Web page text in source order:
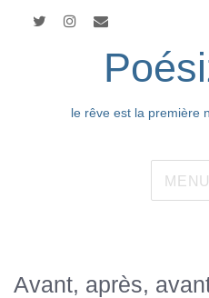
le rêve est la première
MENU
Avant, après,